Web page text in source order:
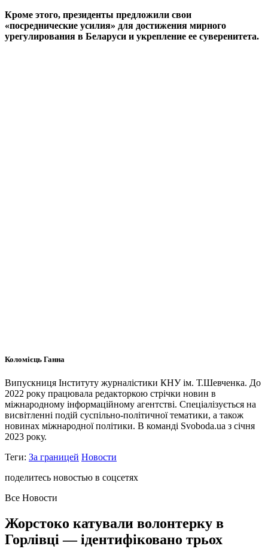
Кроме этого, президенты предложили свои
«посреднические усилия» для достижения мирного
урегулирования в Беларуси и укрепление ее суверенитета.
Коломієць Ганна
Випускниця Інституту журналістики КНУ ім. Т.Шевченка. До
2022 року працювала редакторкою стрічки новин в
міжнародному інформаційному агентстві. Спеціалізується на
висвітленні подій суспільно-політичної тематики, а також
новинах міжнародної політики. В команді Svoboda.ua з січня
2023 року.
Теги: За границей Новости
поделитесь новостью в соцсетях
Все Новости
Жорстоко катували волонтерку в
Горлівці — ідентифіковано трьох